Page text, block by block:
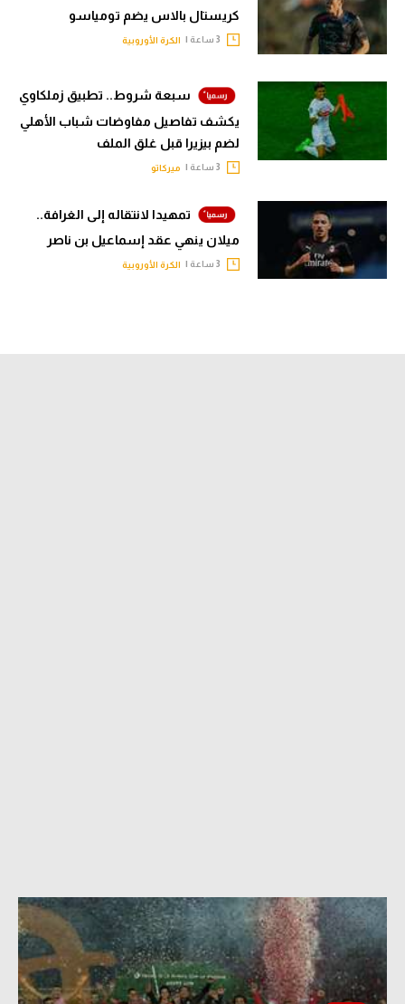
كريستال بالاس يضم تومياسو
الكرة الأوروبية
سبعة شروط.. تطبيق زملكاوي
يكشف تفاصيل مفاوضات شباب الأهلي
لضم بيزيرا قبل غلق الملف
ميركاتو
تمهيدا لانتقاله إلى الغرافة..
ميلان ينهي عقد إسماعيل بن ناصر
الكرة الأوروبية